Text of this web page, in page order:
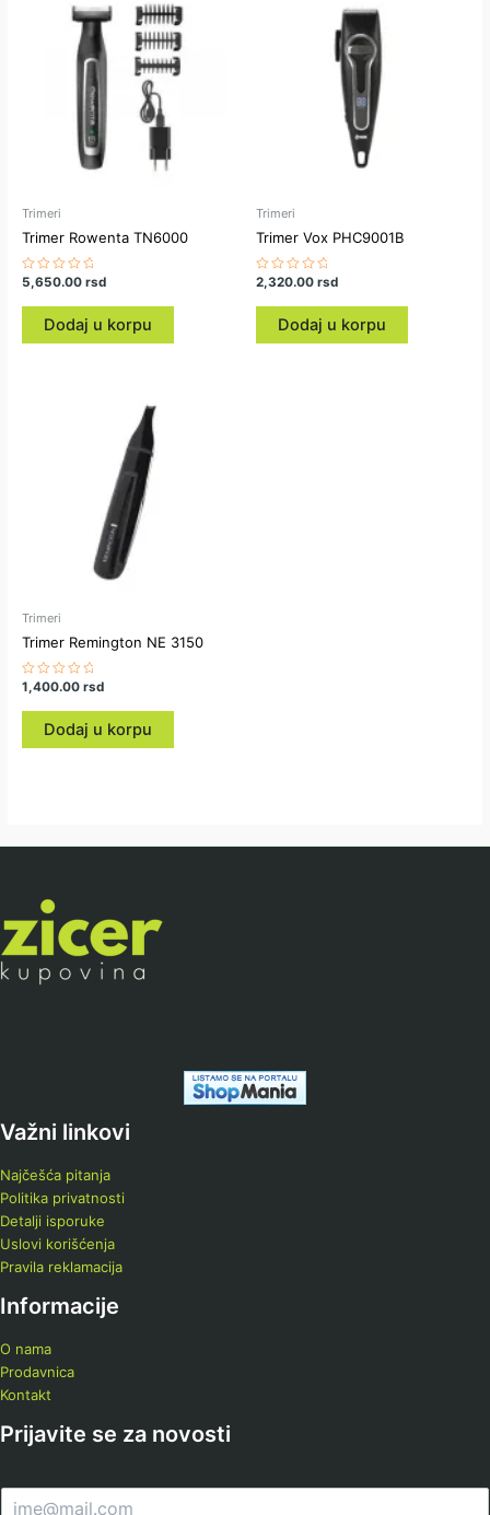
Trimeri
Trimer Rowenta TN6000
Ocenjeno
0
5,650.00rsd
Dodaj u korpu
Trimeri
Trimer Vox PHC9001B
Ocenjeno
0
2,320.00 rsd
Dodaj u korpu
Trimeri
Trimer Remington NE 3150
Ocenjeno
0
1,400.00rsd
Dodaj u korpu
Važni linkovi
Najčešća pitanja
Politika privatnosti
Detalji isporuke
Uslovi korišćenja
Pravila reklamacija
Informacije
O nama
Prodavnica
Kontakt
Prijavite se za novosti